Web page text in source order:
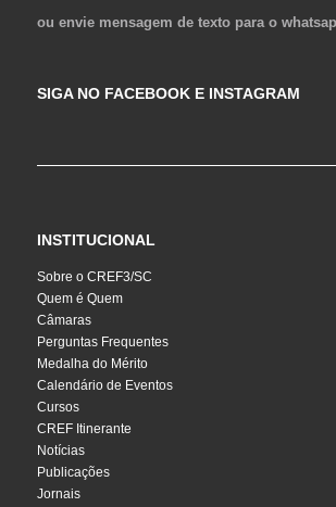
ou envie mensagem de texto para o
SIGA NO FACEBOOK E INSTAGRAM
INSTITUCIONAL
Sobre o CREF3/SC
Quem é Quem
Câmaras
Perguntas Frequentes
Medalha do Mérito
Calendário de Eventos
Cursos
CREF Itinerante
Notícias
Publicações
Jornais